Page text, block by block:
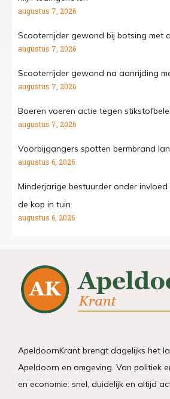
augustus 7, 2026
Scooterrijder gewond bij botsing met
augustus 7, 2026
Scooterrijder gewond na aanrijding
augustus 7, 2026
Boeren voeren actie tegen
augustus 7, 2026
Voorbijgangers spotten bermbrand
augustus 6, 2026
Minderjarige bestuurder onder
de kop in tuin
augustus 6, 2026
ApeldoornKrant brengt dagelijks het
Apeldoorn en omgeving. Van politiek
en economie: snel, duidelijk en altijd